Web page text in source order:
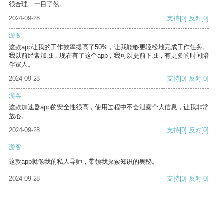
很合理，一目了然。
2024-09-28
支持[0] 反对[0]
游客
这款app让我的工作效率提高了50%，让我能够更轻松地完成工作任务。
我以前经常加班，现在有了这个app，我可以提前下班，有更多的时间陪
伴家人。
2024-09-28
支持[0] 反对[0]
游客
这款加速器app的安全性很高，使用过程中不会泄露个人信息，让我非常
放心。
2024-09-28
支持[0] 反对[0]
游客
这款app就像我的私人导师，带领我探索知识的奥秘。
2024-09-28 支持[0] 反对[0]